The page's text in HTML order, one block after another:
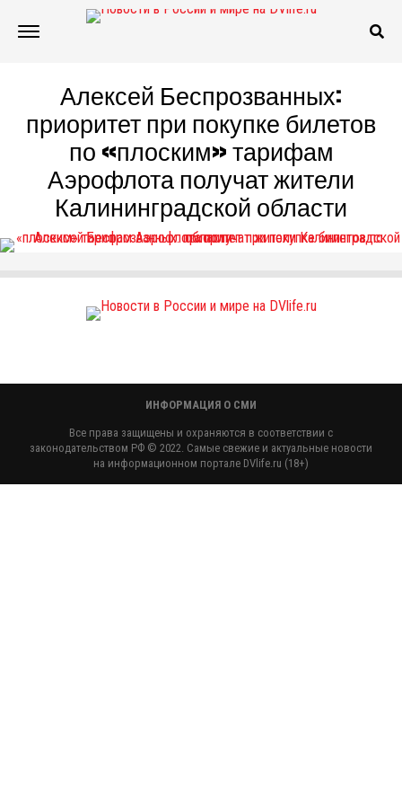
Алексей Беспрозванных:
приоритет при покупке билетов
по «плоским» тарифам
Аэрофлота получат жители
Калининградской области
ИНФОРМАЦИЯ О СМИ
Все права защищены и охраняются в соответствии с
законодательством РФ © 2022. Самые свежие и актуальные новости
на информационном портале DVlife.ru (18+)